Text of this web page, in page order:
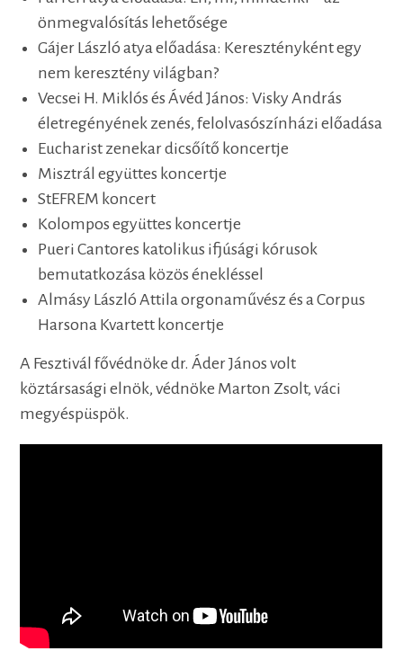
önmegvalósítás lehetősége
Gájer László atya előadása: Keresztényként egy
nem keresztény világban?
Vecsei H. Miklós és Ávéd János: Visky András
életregényének zenés, felolvasószínházi előadása
Eucharist zenekar dicsőítő koncertje
Misztrál együttes koncertje
StEFREM koncert
Kolompos együttes koncertje
Pueri Cantores katolikus ifjúsági kórusok
bemutatkozása közös énekléssel
Almásy László Attila orgonaművész és a Corpus
Harsona Kvartett koncertje
A Fesztivál fővédnöke dr. Áder János volt
köztársasági elnök, védnöke Marton Zsolt, váci
megyéspüspök.